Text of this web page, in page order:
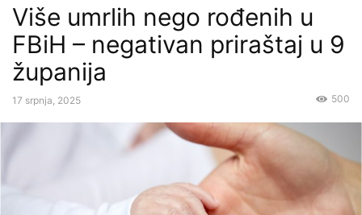
Više umrlih nego rođenih u
FBiH – negativan priraštaj u 9
županija
17 srpnja, 2025 500